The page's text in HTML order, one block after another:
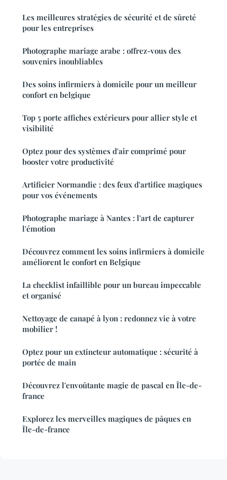
Les meilleures stratégies de sécurité et de sûreté
pour les entreprises
Photographe mariage arabe : offrez-vous des
souvenirs inoubliables
Des soins infirmiers à domicile pour un meilleur
confort en belgique
Top 5 porte affiches extérieurs pour allier style et
visibilité
Optez pour des systèmes d'air comprimé pour
booster votre productivité
Artificier Normandie : des feux d'artifice magiques
pour vos événements
Photographe mariage à Nantes : l'art de capturer
l'émotion
Découvrez comment les soins infirmiers à domicile
améliorent le confort en Belgique
La checklist infaillible pour un bureau impeccable
et organisé
Nettoyage de canapé à lyon : redonnez vie à votre
mobilier !
Optez pour un extincteur automatique : sécurité à
portée de main
Découvrez l'envoûtante magie de pascal en Île-de-
france
Explorez les merveilles magiques de pâques en
Île-de-france